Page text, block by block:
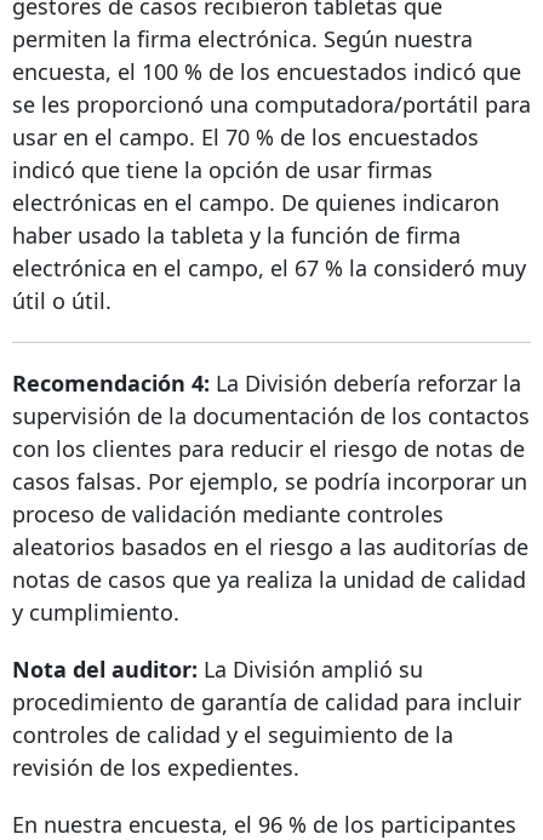
gestores de casos recibieron tabletas que
permiten la firma electrónica. Según nuestra
encuesta, el 100 % de los encuestados indicó que
se les proporcionó una computadora/portátil para
usar en el campo. El 70 % de los encuestados
indicó que tiene la opción de usar firmas
electrónicas en el campo. De quienes indicaron
haber usado la tableta y la función de firma
electrónica en el campo, el 67 % la consideró muy
útil o útil.
Recomendación 4: La División debería reforzar la
supervisión de la documentación de los contactos
con los clientes para reducir el riesgo de notas de
casos falsas. Por ejemplo, se podría incorporar un
proceso de validación mediante controles
aleatorios basados ​​en el riesgo a las auditorías de
notas de casos que ya realiza la unidad de calidad
y cumplimiento.
Nota del auditor: La División amplió su
procedimiento de garantía de calidad para incluir
controles de calidad y el seguimiento de la
revisión de los expedientes.
En nuestra encuesta, el 96 % de los participantes